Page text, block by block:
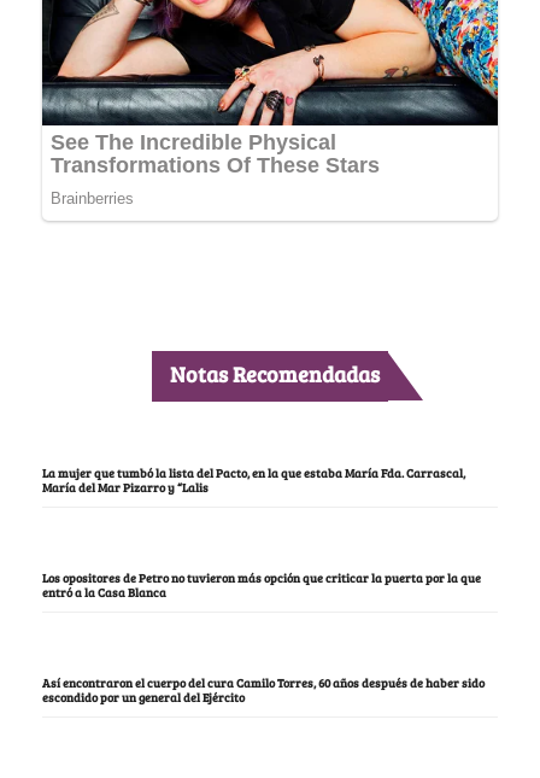
Notas Recomendadas
La mujer que tumbó la lista del Pacto, en la que estaba María Fda. Carrascal,
María del Mar Pizarro y “Lalis
Los opositores de Petro no tuvieron más opción que criticar la puerta por la que
entró a la Casa Blanca
Así encontraron el cuerpo del cura Camilo Torres, 60 años después de haber sido
escondido por un general del Ejército